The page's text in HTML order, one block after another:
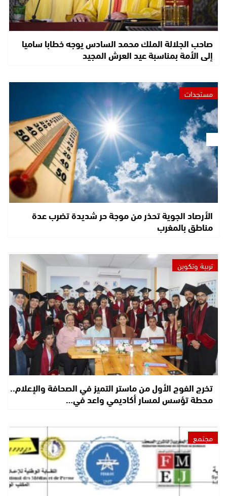
صاحب الجلالة الملك محمد السادس يوجه خطابا ساميا
إلى الأمة بمناسبة عيد العرش المجيد
مستجدات
الأرصاد الجوية تحذر من موجة حر شديدة تضرب عدة
مناطق بالمغرب
تربية وتكوين
تخرج الفوج الأول من ماستر التميز في الصحافة والإعلام..
محطة تؤسس لمسار أكاديمي واعد في…
مجتمع